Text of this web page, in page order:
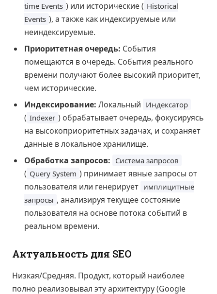
time Events ) или исторические ( Historical
Events ), а также как индексируемые или
неиндексируемые.
Приоритетная очередь: События
помещаются в очередь. События реального
времени получают более высокий приоритет,
чем исторические.
Индексирование: Локальный Индексатор
( Indexer ) обрабатывает очередь, фокусируясь
на высокоприоритетных задачах, и сохраняет
данные в локальное хранилище.
Обработка запросов: Система запросов
( Query System ) принимает явные запросы от
пользователя или генерирует имплицитные
запросы , анализируя текущее состояние
пользователя на основе потока событий в
реальном времени.
Актуальность для SEO
Низкая/Средняя. Продукт, который наиболее
полно реализовывал эту архитектуру (Google